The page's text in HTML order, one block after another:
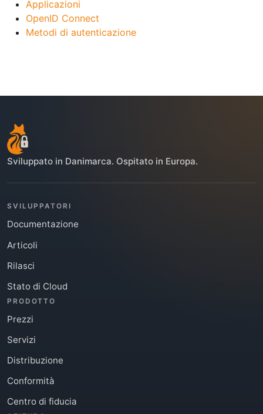
Applicazioni
OpenID Connect
Metodi di autenticazione
Sviluppato in Danimarca. Ospitato in Europa.
SVILUPPATORI
Documentazione
Articoli
Rilasci
Stato di Cloud
PRODOTTO
Prezzi
Servizi
Distribuzione
Conformità
Centro di fiducia